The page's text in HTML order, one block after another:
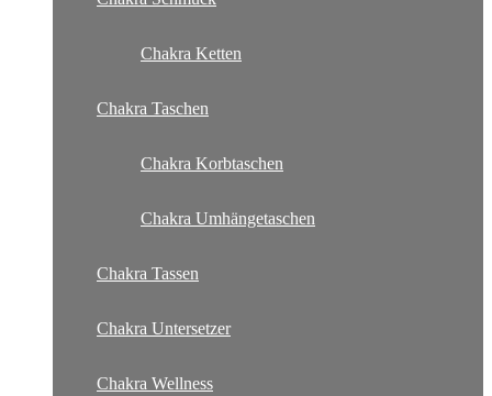
Chakra Ketten
Chakra Taschen
Chakra Korbtaschen
Chakra Umhängetaschen
Chakra Tassen
Chakra Untersetzer
Chakra Wellness